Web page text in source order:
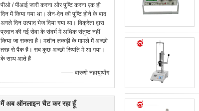
पीओ / पीआई जारी करना और पुष्टि करना एक ही
दिन में किया गया था। लेन-देन की पुष्टि होने के बाद
अगले दिन उत्पाद भेज दिया गया था। विक्रेता द्वारा
प्रदान की गई सेवा के संदर्भ में अधिक संतुष्ट नहीं
किया जा सकता है। मशीन लकड़ी के मामले में अच्छी
तरह से पैक है। सब कुछ अच्छी स्थिति में आ गया।
के साथ आते हैं
—— वारुणी नहायुथोंग
मैं अब ऑनलाइन चैट कर रहा हूँ